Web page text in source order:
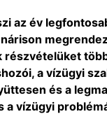
az év
a vízügyi
és a
a vízügyi